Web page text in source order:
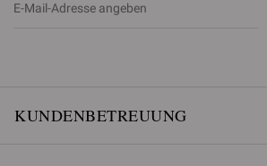
KUNDENBETREUUNG